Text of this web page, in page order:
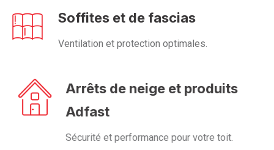
Soffites et de fascias
Ventilation et protection optimales.
Arrêts de neige et produits
Adfast
Sécurité et performance pour votre toit.